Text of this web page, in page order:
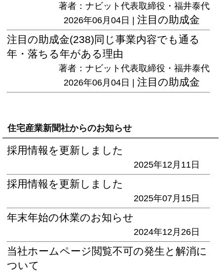
著者：ナビット代表取締役・福井泰代
2026年06月04日 | 注目の助成金
注目の助成金(238)同じ事業内容でも通る
年・落ちる年がある理由
著者：ナビット代表取締役・福井泰代
2026年06月04日 | 注目の助成金
住宅産業新聞社からのお知らせ
採用情報を更新しました
2025年12月11日
採用情報を更新しました
2025年07月15日
年末年始の休業のお知らせ
2024年12月26日
当社ホームページ閲覧不可の発生と解消に
ついて